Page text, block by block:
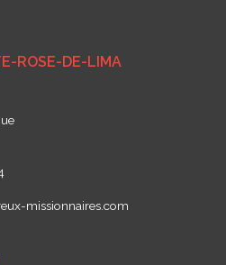
ROSE-DE-LIMA
missionnaires.com